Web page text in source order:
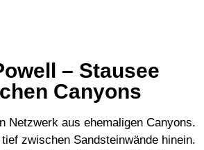
– Stausee
Canyons
Netzwerk aus ehemaligen Canyons.
zwischen Sandsteinwände hinein.